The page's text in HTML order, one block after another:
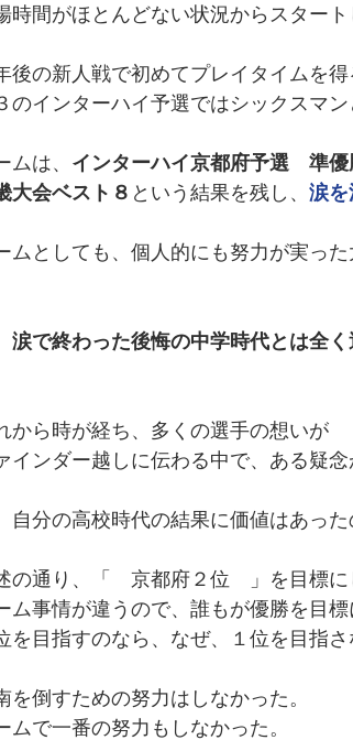
時間がほとんどない状況からスタート
後の新人戦で初めてプレイタイムを得
のインターハイ予選ではシックスマ
ムは、 インターハイ京都府予選　準優
大会ベスト８ という結果を残し、 涙を
ムとしても、個人的にも努力が実った
涙で終わった後悔の中学時代とは全く
から時が経ち、多くの選手の想いが
インダー越しに伝わる中で、ある疑念
自分の高校時代の結果に価値はあった
の通り、「　京都府２位　」を目標に
ム事情が違うので、誰もが優勝を目標
を目指すのなら、なぜ、１位を目指さ
を倒すための努力はしなかった。
ムで一番の努力もしなかった。